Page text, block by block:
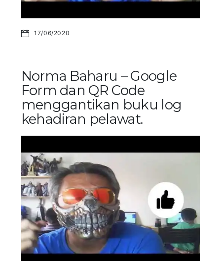
17/06/2020
Norma Baharu – Google
Form dan QR Code
menggantikan buku log
kehadiran pelawat.